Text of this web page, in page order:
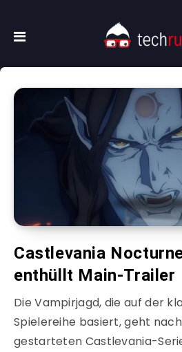
Castlevania
enthüllt Main-Trailer
Die Vampirjagd, die auf der
Spielereihe basiert, geht nach
gestarteten Castlevania-